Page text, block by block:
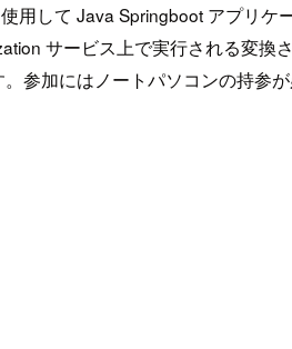
用して Java Springboot アプリ
サービス上で実行される変
参加にはノートパソコンの持参が